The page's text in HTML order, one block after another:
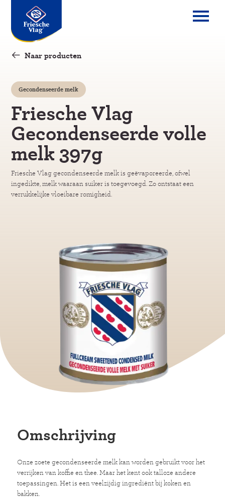
gaan
Naar producten
Gecondenseerde melk
Friesche Vlag
Gecondenseerde volle
melk 397g
Friesche Vlag gecondenseerde melk is geëvaporeerde, ofwel
ingedikte, melk waaraan suiker is toegevoegd. Zo ontstaat een
verrukkelijke vloeibare romigheid.
Omschrijving
Onze zoete gecondenseerde melk kan worden gebruikt voor het
verrijken van koffie en thee. Maar het kent ook talloze andere
toepassingen. Het is een veelzijdig ingrediënt bij koken en
bakken.